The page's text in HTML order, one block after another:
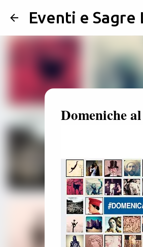
Eventi e Sagre
Domeniche